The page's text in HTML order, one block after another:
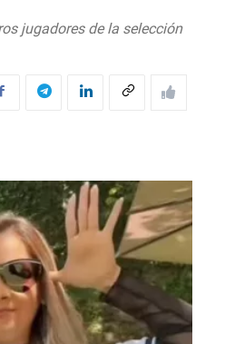
jugadores de la selección